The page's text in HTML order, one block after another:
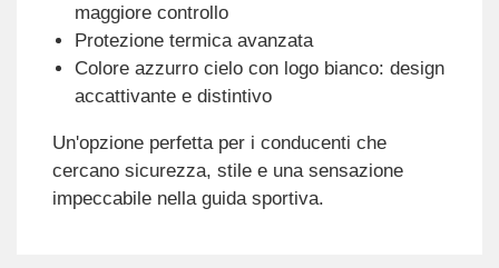
maggiore controllo
Protezione termica avanzata
Colore azzurro cielo con logo bianco: design
accattivante e distintivo
Un'opzione perfetta per i conducenti che
cercano sicurezza, stile e una sensazione
impeccabile nella guida sportiva.